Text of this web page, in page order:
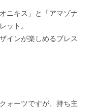
ニキス」と「アマゾナ
ット。
インが楽しめるブレス
ォーツですが、持ち主